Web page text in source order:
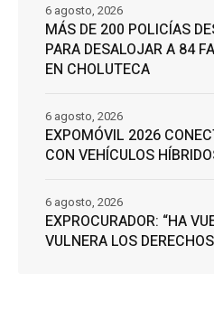
MÁS DE 200 POLICÍAS
PARA DESALOJAR A 84
EN CHOLUTECA
6 agosto, 2026
EXPOMÓVIL 2026
CON VEHÍCULOS
6 agosto, 2026
EXPROCURADOR: “HA
VULNERA LOS
6 agosto, 2026